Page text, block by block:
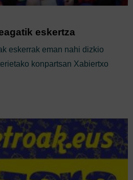
eskertza
eskerrak eman nahi dizkio
konpartsan Xabiertxo